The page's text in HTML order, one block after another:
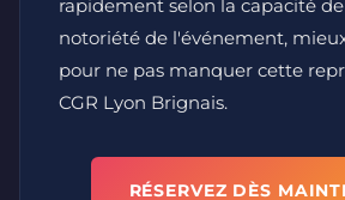
rapidement selon la capacité
notoriété de l'événement,
pour ne pas manquer cette
CGR Lyon Brignais.
RÉSERVEZ DÈS